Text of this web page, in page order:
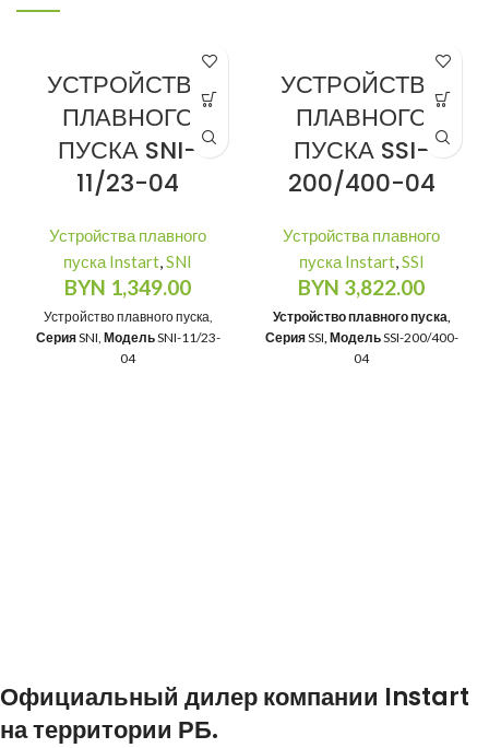
УСТРОЙСТВО
ПЛАВНОГО
ПУСКА SNI-
11/23-04
Устройства плавного
пуска Instart,SNI
BYN 1,349.00
Устройство плавного пуска,
СерияSNI, МодельSNI-11/23-
04
УСТРОЙСТВО
ПЛАВНОГО
ПУСКА SSI-
200/400-04
Устройства плавного
пуска Instart,SSI
BYN 3,822.00
Устройство плавного пуска,
СерияSSI , МодельSSI-200/400-
04
Официальный дилер компании Instart
на территории РБ.